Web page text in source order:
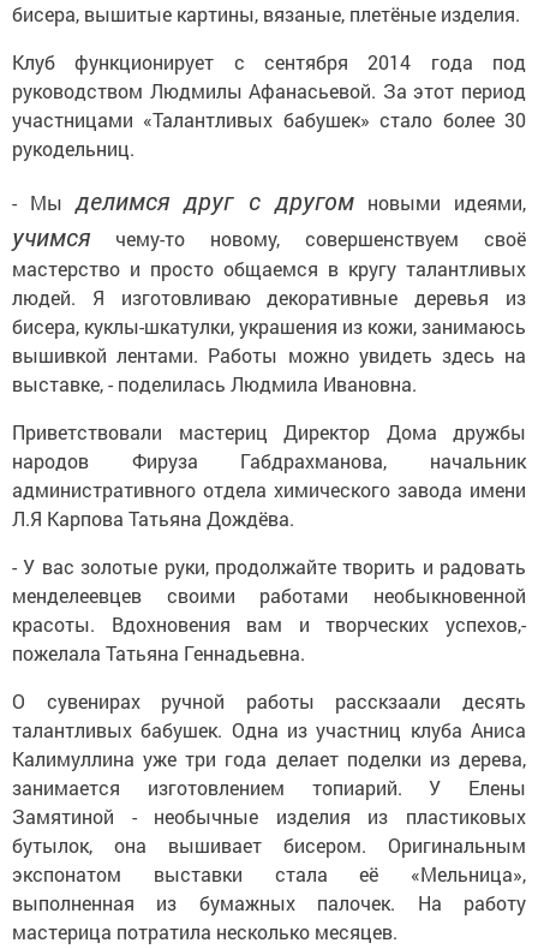
бисера, вышитые картины, вязаные, плетёные изделия.
Клуб функционирует с сентября 2014 года под
руководством Людмилы Афанасьевой. За этот период
участницами «Талантливых бабушек» стало более 30
рукодельниц.
- Мыделимся друг с другомновыми идеями,
учимся чему-то новому, совершенствуем своё
мастерство и просто общаемся в кругу талантливых
людей. Я изготовливаю декоративные деревья из
бисера, куклы-шкатулки, украшения из кожи, занимаюсь
вышивкой лентами. Работы можно увидеть здесь на
выставке, - поделилась Людмила Ивановна.
Приветствовали мастериц Директор Дома дружбы
народов Фируза Габдрахманова, начальник
административного отдела химического завода имени
Л.Я Карпова Татьяна Дождёва.
- У вас золотые руки, продолжайте творить и радовать
менделеевцев своими работами необыкновенной
красоты. Вдохновения вам и творческих успехов,-
пожелала Татьяна Геннадьевна.
О сувенирах ручной работы расскзаали десять
талантливых бабушек. Одна из участниц клуба Аниса
Калимуллина уже три года делает поделки из дерева,
занимается изготовлением топиарий. У Елены
Замятиной - необычные изделия из пластиковых
бутылок, она вышивает бисером. Оригинальным
экспонатом выставки стала её «Мельница»,
выполненная из бумажных палочек. На работу
мастерица потратила несколько месяцев.